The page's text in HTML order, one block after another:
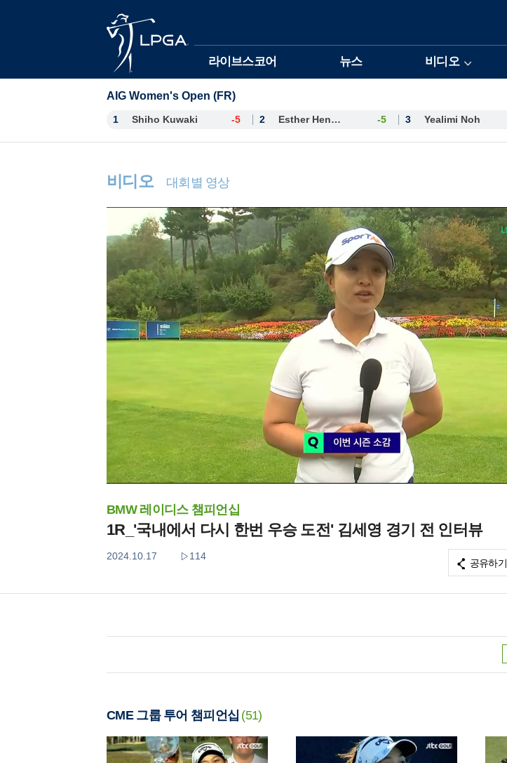
라이브스코어 뉴스 비디오
AIG Women's Open (FR)
1 Shiho Kuwaki -5 2 Esther Henseleit -5 3 Yealimi Noh
비디오 대회별 영상
BMW 레이디스 챔피언십
1R_'국내에서 다시 한번 우승 도전' 김세영 경기 전 인터뷰
2024.10.17 114
공유하기
CME 그룹 투어 챔피언십 (51)